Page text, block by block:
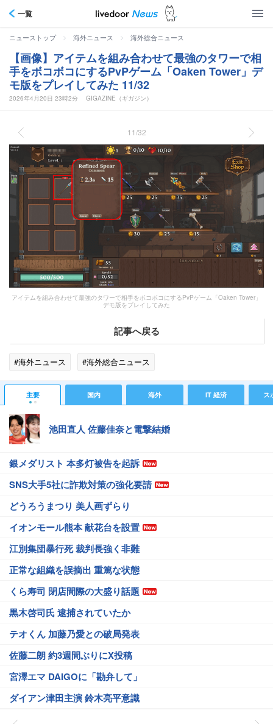
一覧
ニューストップ > 海外ニュース > 海外総合ニュース
【画像】アイテムを組み合わせて最強のタワーで相
手をボコボコにするPvPゲーム「Oaken Tower」デ
モ版をプレイしてみた 11/32
2026年4月20日 23時2分 GIGAZINE（ギガジン）
11/32
アイテムを組み合わせて最強のタワーで相手をボコボコにするPvPゲーム「Oaken Tower」
デモ版をプレイしてみた
記事へ戻る
#海外ニュース #海外総合ニュース
主要 国内 海外 IT 経済 ス
池田直人 佐藤佳奈と電撃結婚
銀メダリスト 本多灯被告を起訴
SNS大手5社に詐欺対策の強化要請
どうろうまつり 美人画ずらり
イオンモール熊本 献花台を設置
江別集団暴行死 裁判長強く非難
正常な組織を誤摘出 重篤な状態
くら寿司 閉店間際の大盛り話題
黒木啓司氏 逮捕されていたか
テオくん 加藤乃愛との破局発表
佐藤二朗 約3週間ぶりにX投稿
宮澤エマ DAIGOに「勘弁して」
ダイアン津田主演 鈴木亮平意識